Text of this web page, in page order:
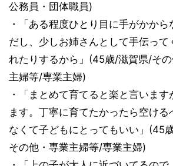
公務員・団体職員)
・「ある程度ひとり目に手がかか
だし、少しお姉さんとして手伝って
れたりするから」(45歳/滋賀県/そ
主婦等/専業主婦)
・「まとめて育てると楽と言います
ます。丁寧に育てたかったら空ける
なくて子どもにとってもいい」(45
その他・専業主婦等/専業主婦)